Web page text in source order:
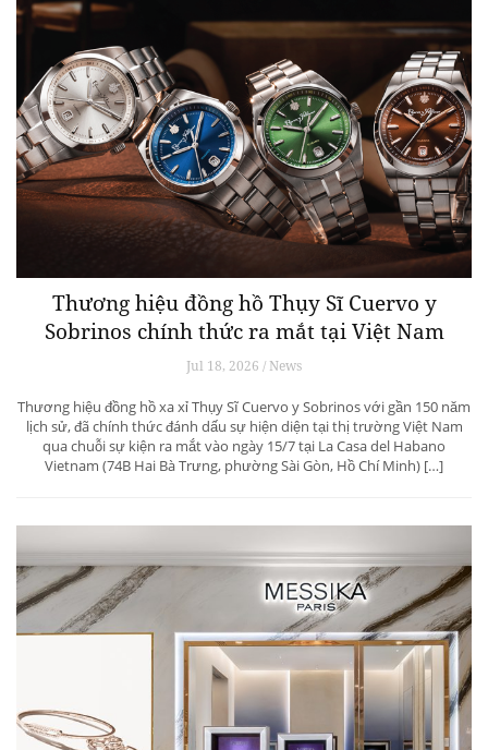
Thương hiệu đồng hồ Thụy Sĩ Cuervo y
Sobrinos chính thức ra mắt tại Việt Nam
Jul 18, 2026 / News
Thương hiệu đồng hồ xa xỉ Thụy Sĩ Cuervo y Sobrinos với gần 150 năm
lịch sử, đã chính thức đánh dấu sự hiện diện tại thị trường Việt Nam
qua chuỗi sự kiện ra mắt vào ngày 15/7 tại La Casa del Habano
Vietnam (74B Hai Bà Trưng, phường Sài Gòn, Hồ Chí Minh) […]